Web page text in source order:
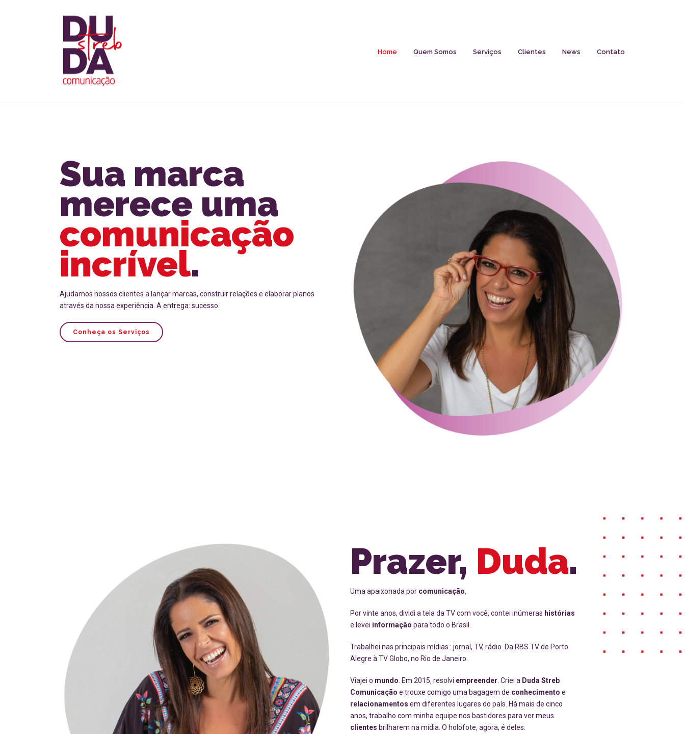
Home Quem Somos Serviços Clientes News Contato
Sua marca
merece uma
comunicação
incrível.
Ajudamos nossos clientes a lançar marcas, construir relações e elaborar planos
através da nossa experiência. A entrega: sucesso.
Conheça os Serviços
Prazer, Duda.
Uma apaixonada por comunicação
Por vinte anos, dividi a tela da TV com você, contei inúmeras histórias
e levei informação para todo o Brasil.
Trabalhei nas principais mídias : jornal, TV, rádio. Da RBS TV de Porto
Alegre à TV Globo, no Rio de Janeiro.
Viajei o mundo . Em 2015, resolvi empreender . Criei a Duda Streb
Comunicação e trouxe comigo uma bagagem de conhecimento e
relacionamentos em diferentes lugares do país. Há mais de cinco
anos, trabalho com minha equipe nos bastidores para ver meus
clientes brilharem na mídia. O holofote, agora, é deles.